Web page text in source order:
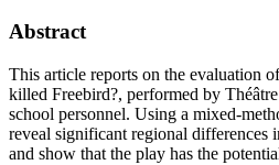
Abstract
This article reports on the evaluation
killed Freebird?, performed by
school personnel. Using a mixed-
reveal significant regional differences
and show that the play has the